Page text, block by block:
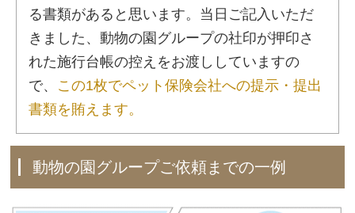
る書類があると思います。当日ご記入いただ
きました、動物の園グループの社印が押印さ
れた施行台帳の控えをお渡ししていますの
で、
この1枚でペット保険会社への提示・提出
書類を賄えます。
動物の園グループご依頼までの一例